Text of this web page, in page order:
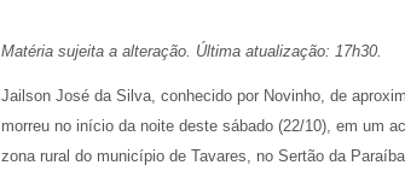
Matéria sujeita a alteração. Última atualização: 17h30.
Jailson José da Silva, conhecido por Novinho, de
morreu no início da noite deste sábado (22/10), em um
zona rural do município de Tavares, no Sertão da